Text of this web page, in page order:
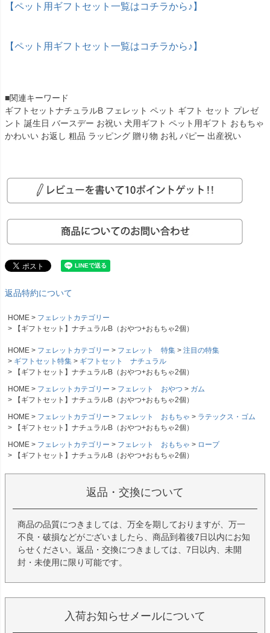
【ペット用ギフトセット一覧はコチラから♪】
【ペット用ギフトセット一覧はコチラから♪】
■関連キーワード
ギフトセットナチュラルB フェレット ペット ギフト セット プレゼ
ント 誕生日 バースデー お祝い 犬用ギフト ペット用ギフト おもちゃ
かわいい お返し 粗品 ラッピング 贈り物 お礼 パピー 出産祝い
返品特約について
HOME
フェレットカテゴリー
【ギフトセット】ナチュラルB（おやつ+おもちゃ2個）
HOME フェレットカテゴリー フェレット 特集
注目の特集
ギフトセット特集
ギフトセット ナチュラル
【ギフトセット】ナチュラルB（おやつ+おもちゃ2個）
HOME
フェレットカテゴリー フェレット おやつ
ガム
【ギフトセット】ナチュラルB（おやつ+おもちゃ2個）
HOME
フェレットカテゴリー フェレット おもちゃ
ラテックス・ゴム
【ギフトセット】ナチュラルB（おやつ+おもちゃ2個）
HOME
フェレットカテゴリー フェレット おもちゃ
ロープ
【ギフトセット】ナチュラルB（おやつ+おもちゃ2個）
返品・交換について
商品の品質につきましては、万全を期しておりますが、万一
不良・破損などがございましたら、商品到着後7日以内にお知
らせください。返品・交換につきましては、7日以内、未開
封・未使用に限り可能です。
入荷お知らせメールについて